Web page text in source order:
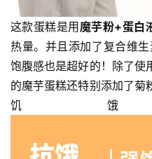
教
艺
术
政
策
法
这款蛋糕是用 魔芋粉+蛋白
热量。并且添加了复合维生
饱腹感也是超好的！除了使
的魔芋蛋糕还特别添加了菊
饥